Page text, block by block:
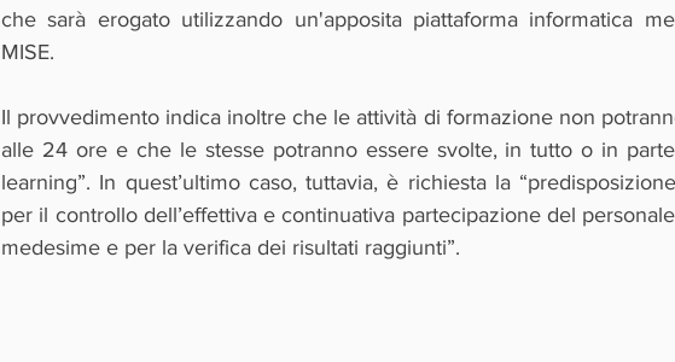
che sarà erogato utilizzando un'apposita piattaforma informatica
MISE.
Il provvedimento indica inoltre che le attività di formazione non
alle 24 ore e che le stesse potranno essere svolte, in tutto o in
learning”. In quest’ultimo caso, tuttavia, è richiesta la
per il controllo dell’effettiva e continuativa partecipazione del
medesime e per la verifica dei risultati raggiunti”.